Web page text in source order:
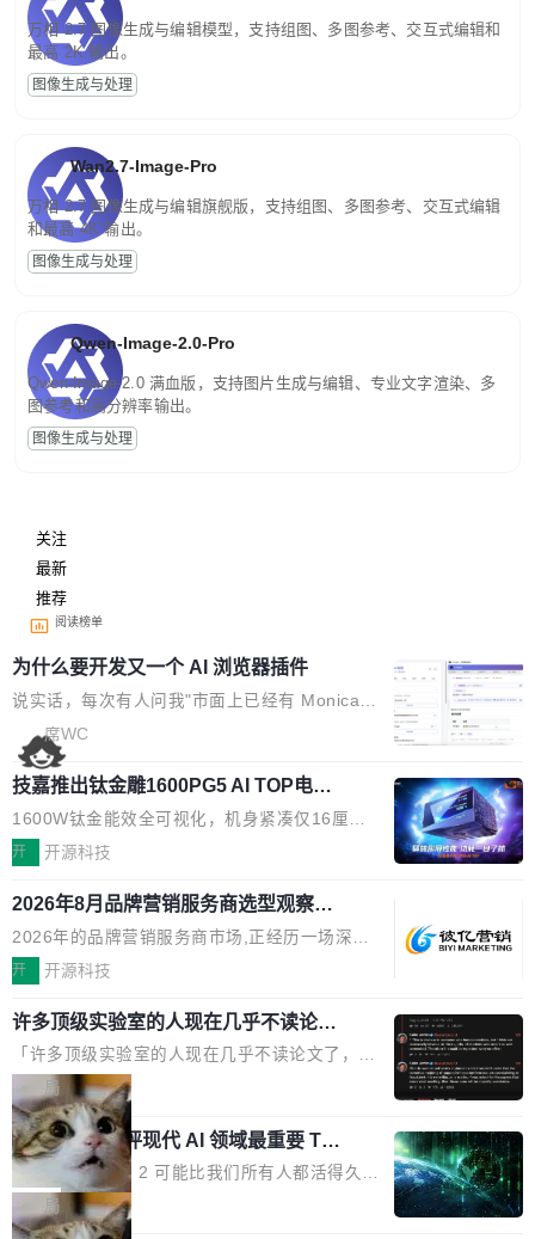
万相 2.7 图像生成与编辑模型，支持组图、多图参考、交互式编辑和
最高 2K 输出。
图像生成与处理
Wan2.7-Image-Pro
万相 2.7 图像生成与编辑旗舰版，支持组图、多图参考、交互式编辑
和最高 4K 输出。
图像生成与处理
Qwen-Image-2.0-Pro
Qwen-Image-2.0 满血版，支持图片生成与编辑、专业文字渲染、多
图参考和高分辨率输出。
图像生成与处理
关注
最新
推荐
阅读榜单
为什么要开发又一个 AI 浏览器插件
说实话，每次有人问我"市面上已经有 Monica、
Sider、Copilot for Chrome 这些 AI 浏览器插件
了，你为什么还要再做一个"，我都觉得这个问题
问得好。 因为我自己也是从用户变成开发者的。
现有产品的天花板 我用过不少 AI 浏览器插件。
刚开始觉得都挺好——选中一段文字，弹出解
要。但用久了你会发现，它们本质上都是同一类
东西：一个带网页上下文的聊天框。 它们能读取
页面的文本，然后把文本丢给大模型，再返回一
段回答。仅此而已。 这当然有用，但总觉得差点
意思。比如我在一个后台管理系统里，需要填50
个表单字段，每个字段还有联动逻辑；比如我
想...
席WC
技嘉推出钛金雕1600PG5 AI TOP电
源：为发烧级主机与本地AI算力打造旗
舰供电方案
1600W钛金能效全可视化，机身紧凑仅16厘米
继2026台北电脑展首度亮相后，技嘉科技近日正
电源专为发烧级DIY主机与本地AI算力平台打
造，整机长度仅16厘米，提供1600W额定功率
与80PLUS钛金能效；支持ATX 3.1与PCIe 5.1
规范，结合服务器级元件、完善供电线材与内置
实时LCD监控屏，可充分满足当下高阶PC主机
的严苛使用需求。 澎湃功率，紧凑机身 钛金雕1
600PG5 AI TOP具备强悍输出功率，同时实现
机身尺寸大幅精简。整机长度仅16厘米，属于同
功率段机身尺寸十分紧凑的1600W电源产品。小
巧机身有效提升市面主流标准A...
开 开源科技
2026年8月品牌营销服务商选型观察：
从流量思维到品牌资产思维的范式转移
2026年的品牌营销服务商市场,正经历一场深刻
的价值重构。全球全案品牌代理机构市场从2025
复合增长率达5.44%,预计2032年将突破120亿美
元。数字广告与公共关系相关服务市场更是从20
25年的8463亿美元扩张至2026年的8763亿美
元。数字的背后是一个清晰的事实——品牌对专
业化营销服务的需求从未如此迫切。 但市场扩容
的同时,服务商的竞争逻辑正在改变。2026年Top
Agency年度合辑的观察指出,“产品”这个离消费
者最近的载体,在整个品牌营销层面的权重显著变
开 开源科技
许多顶级实验室的人现在几乎不读论文
了
「许多顶级实验室的人现在几乎不读论文了，而
且他们认为 ICLR/ICML/NeurIPS 充斥着大量过
度宣传和欺诈。」 OpenAI 研究员 Keller Jorda
n 这条推文引发了广泛讨论。他不是在说风凉
话，他是说出了一个圈内人尽皆知但很少公开捅
破的事实。 Jordan 随后补充了一句软化声明：
「我不认为这些会议上大部分论文都在过度宣传
局
xAI 前工程师评现代 AI 领域最重要 Top
3 开源项目
Flash Attention 2 可能比我们所有人都活得久。
这句话不是来自某个技术博客，而是出自 Hieu
Pham 的一条推文。Hieu Pham 是谁？他是 xAI
局